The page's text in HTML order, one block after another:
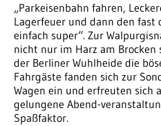
„Parkeisenbahn fahren,
Lagerfeuer und dann den fast
einfach super“. Zur
nicht nur im Harz am
der Berliner Wuhlheide die
Fahrgäste fanden sich zur
Wagen ein und erfreuten sich
gelungene Abend-
Spaßfaktor.